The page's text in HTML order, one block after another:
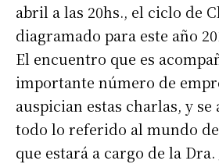
abril a las 20hs., el ciclo de
diagramado para este año
El encuentro que es
importante número de
auspician estas charlas, y
todo lo referido al mundo de
que estará a cargo de la